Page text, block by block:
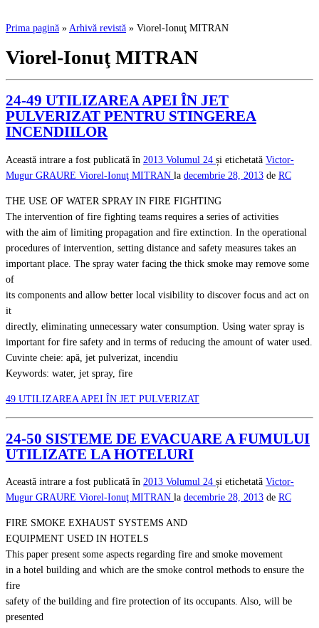
Prima pagină » Arhivă revistă » Viorel-Ionuţ MITRAN
Viorel-Ionuţ MITRAN
24-49 UTILIZAREA APEI ÎN JET
PULVERIZAT PENTRU STINGEREA
INCENDIILOR
Această intrare a fost publicată în 2013 Volumul 24 și etichetată Victor-
Mugur GRAURE Viorel-Ionuţ MITRAN la decembrie 28, 2013 de RC
THE USE OF WATER SPRAY IN FIRE FIGHTING
The intervention of fire fighting teams requires a series of activities
with the aim of limiting propagation and fire extinction. In the operational
procedures of intervention, setting distance and safety measures takes an
important place. The spray water facing the thick smoke may remove some
of
its components and allow better local visibility to discover focus and act on
it
directly, eliminating unnecessary water consumption. Using water spray is
important for fire safety and in terms of reducing the amount of water used.
Cuvinte cheie: apă, jet pulverizat, incendiu
Keywords: water, jet spray, fire
49 UTILIZAREA APEI ÎN JET PULVERIZAT
24-50 SISTEME DE EVACUARE A FUMULUI
UTILIZATE LA HOTELURI
Această intrare a fost publicată în 2013 Volumul 24 și etichetată Victor-
Mugur GRAURE Viorel-Ionuţ MITRAN la decembrie 28, 2013 de RC
FIRE SMOKE EXHAUST SYSTEMS AND
EQUIPMENT USED IN HOTELS
This paper present some aspects regarding fire and smoke movement
in a hotel building and which are the smoke control methods to ensure the
fire
safety of the building and fire protection of its occupants. Also, will be
presented